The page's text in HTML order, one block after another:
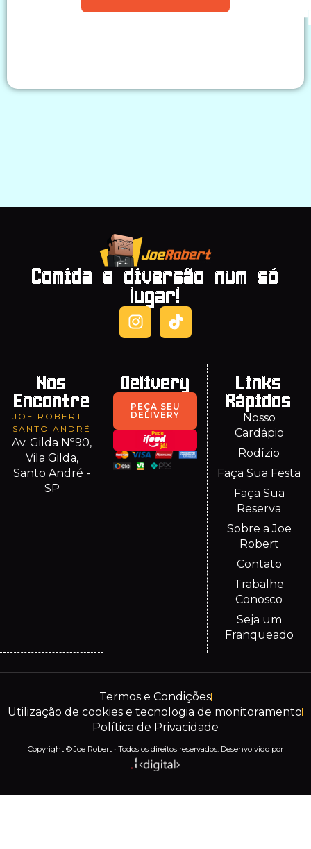
Comida e diversão num só
lugar!
Nos
Encontre
JOE ROBERT -
SANTO ANDRÉ
Av. Gilda Nº90,
Vila Gilda,
Santo André -
SP
Delivery
PEÇA SEU
DELIVERY
Links
Rápidos
Nosso
Cardápio
Rodízio
Faça Sua Festa
Faça Sua
Reserva
Sobre a Joe
Robert
Contato
Trabalhe
Conosco
Seja um
Franqueado
Termos e Condições
Utilização de cookies e tecnologia de monitoramento
Política de Privacidade
Copyright © Joe Robert • Todos os direitos reservados. Desenvolvido por